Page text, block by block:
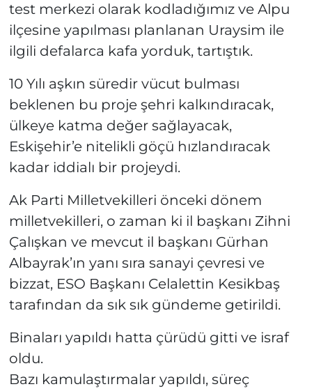
test merkezi olarak kodladığımız ve Alpu
ilçesine yapılması planlanan Uraysim ile
ilgili defalarca kafa yorduk, tartıştık.
10 Yılı aşkın süredir vücut bulması
beklenen bu proje şehri kalkındıracak,
ülkeye katma değer sağlayacak,
Eskişehir’e nitelikli göçü hızlandıracak
kadar iddialı bir projeydi.
Ak Parti Milletvekilleri önceki dönem
milletvekilleri, o zaman ki il başkanı Zihni
Çalışkan ve mevcut il başkanı Gürhan
Albayrak’ın yanı sıra sanayi çevresi ve
bizzat, ESO Başkanı Celalettin Kesikbaş
tarafından da sık sık gündeme getirildi.
Binaları yapıldı hatta çürüdü gitti ve israf
oldu.
Bazı kamulaştırmalar yapıldı, süreç